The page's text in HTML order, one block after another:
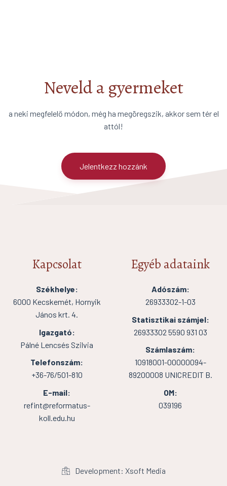
Neveld a gyermeket
a neki megfelelő módon, még ha megöregszik, akkor sem tér el
attól!
Jelentkezz hozzánk
Kapcsolat
Székhelye:
6000 Kecskemét, Hornyik
János krt. 4.
Igazgató:
Pálné Lencsés Szilvia
Telefonszám:
+36-76/501-810
E-mail:
refint@reformatus-
koll.edu.hu
Egyéb adataink
Adószám:
26933302-1-03
Statisztikai számjel:
26933302 5590 931 03
Számlaszám:
10918001-00000094-
89200008 UNICREDIT B.
OM:
039196
Development: Xsoft Media